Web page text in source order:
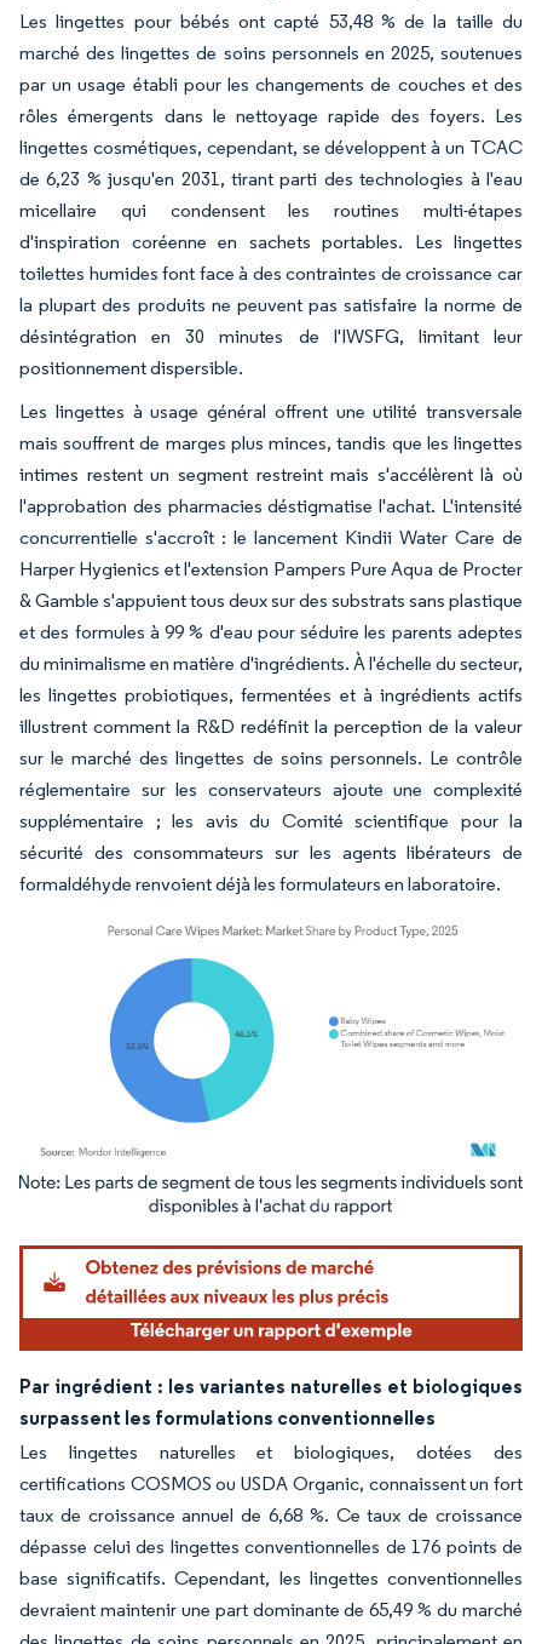
Les lingettes pour bébés ont capté 53,48 % de la taille du
marché des lingettes de soins personnels en 2025, soutenues
par un usage établi pour les changements de couches et des
rôles émergents dans le nettoyage rapide des foyers. Les
lingettes cosmétiques, cependant, se développent à un TCAC
de 6,23 % jusqu'en 2031, tirant parti des technologies à l'eau
micellaire qui condensent les routines multi-étapes
d'inspiration coréenne en sachets portables. Les lingettes
toilettes humides font face à des contraintes de croissance car
la plupart des produits ne peuvent pas satisfaire la norme de
désintégration en 30 minutes de l'IWSFG, limitant leur
positionnement dispersible.
Les lingettes à usage général offrent une utilité transversale
mais souffrent de marges plus minces, tandis que les lingettes
intimes restent un segment restreint mais s'accélèrent là où
l'approbation des pharmacies déstigmatise l'achat. L'intensité
concurrentielle s'accroît : le lancement Kindii Water Care de
Harper Hygienics et l'extension Pampers Pure Aqua de Procter
& Gamble s'appuient tous deux sur des substrats sans plastique
et des formules à 99 % d'eau pour séduire les parents adeptes
du minimalisme en matière d'ingrédients. À l'échelle du secteur,
les lingettes probiotiques, fermentées et à ingrédients actifs
illustrent comment la R&D redéfinit la perception de la valeur
sur le marché des lingettes de soins personnels. Le contrôle
réglementaire sur les conservateurs ajoute une complexité
supplémentaire ; les avis du Comité scientifique pour la
sécurité des consommateurs sur les agents libérateurs de
formaldéhyde renvoient déjà les formulateurs en laboratoire.
Image © Mordor Intelligence. La réutilisation nécessite une attribution sous CC BY
Par ingrédient : les variantes naturelles et biologiques
surpassent les formulations conventionnelles
Les lingettes naturelles et biologiques, dotées des
certifications COSMOS ou USDA Organic, connaissent un fort
taux de croissance annuel de 6,68 %. Ce taux de croissance
dépasse celui des lingettes conventionnelles de 176 points de
base significatifs. Cependant, les lingettes conventionnelles
devraient maintenir une part dominante de 65,49 % du marché